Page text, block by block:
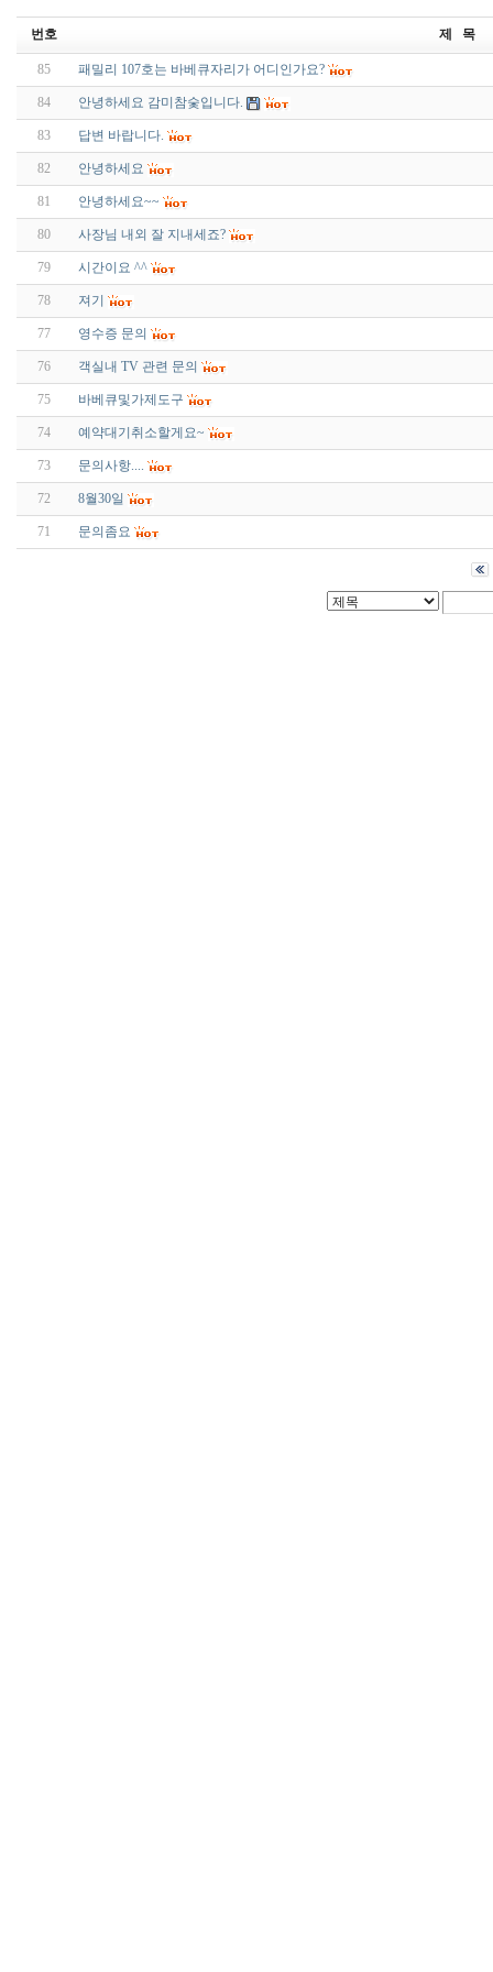
번호 제 목
85 패밀리 107호는 바베큐자리가 어디인가요?
84 안녕하세요 감미참숯입니다.
83 답변 바랍니다.
82 안녕하세요
81 안녕하세요~~
80 사장님 내외 잘 지내세죠?
79 시간이요 ^^
78 져기
77 영수증 문의
76 객실내 TV 관련 문의
75 바베큐및가제도구
74 예약대기취소할게요~
73 문의사항....
72 8월30일
71 문의좀요